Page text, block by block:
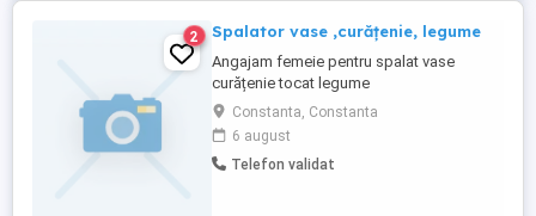
2 Spalator vase ,curățenie, legume
Angajam femeie pentru spalat vase
curățenie tocat legume
Constanta, Constanta
6 august
Telefon validat